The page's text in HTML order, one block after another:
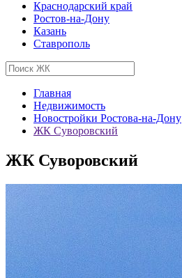
Краснодарский край
Ростов-на-Дону
Казань
Ставрополь
Главная
Недвижимость
Новостройки Ростова-на-Дону
ЖК Суворовский
ЖК Суворовский